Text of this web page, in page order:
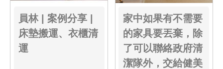
員林 | 案例分享 |
床墊搬運、衣櫃清
運
家中如果有不需要
的家具要丟棄，除
了可以聯絡政府清
潔隊外，交給健美